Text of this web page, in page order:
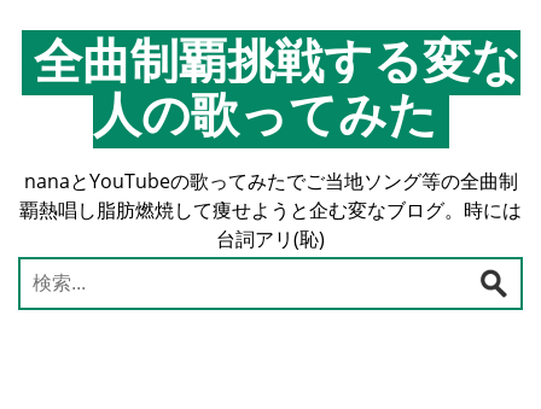
全曲制覇挑戦する変な
人の歌ってみた
nanaとYouTubeの歌ってみたでご当地ソング等の全曲制
覇熱唱し脂肪燃焼して痩せようと企む変なブログ。時には
台詞アリ(恥)
検
索: